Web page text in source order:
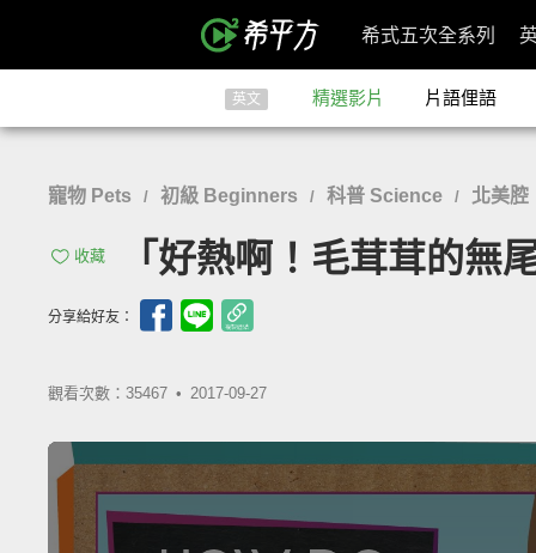
希式五次全系列
英文 精選影片 片語俚語
寵物 Pets / 初級 Beginners / 科普 Science / 北美腔
收藏 「好熱啊！毛茸茸的
分享給好友：
觀看次數：35467 • 2017-09-27